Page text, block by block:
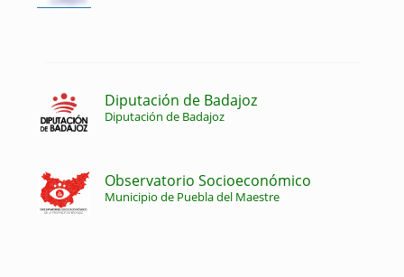
Diputación de Badajoz
Diputación de Badajoz
Observatorio Socioeconómico
Municipio de Puebla del Maestre